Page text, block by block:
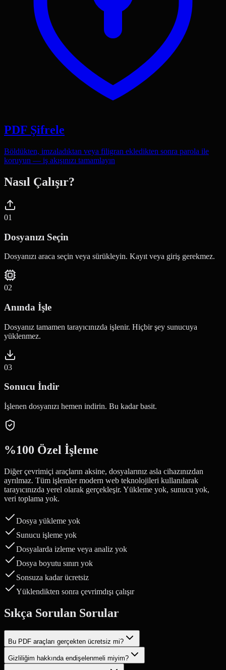
PDF Şifrele
Böldükten, imzaladıktan veya filigran ekledikten sonra parola ile
koruyun — iş akışınızı tamamlayın
Nasıl Çalışır?
01
Dosyanızı Seçin
Dosyanızı araca seçin veya sürükleyin. Kayıt veya giriş gerekmez.
02
Anında İşle
Dosyanız tamamen tarayıcınızda işlenir. Hiçbir şey sunucuya
yüklenmez.
03
Sonucu İndir
İşlenen dosyanızı hemen indirin. Bu kadar basit.
%100 Özel İşleme
Diğer çevrimiçi araçların aksine, dosyalarınız asla cihazınızdan
ayrılmaz. Tüm işlemler modern web teknolojileri kullanılarak
tarayıcınızda yerel olarak gerçekleşir. Yükleme yok, sunucu yok,
veri toplama yok.
Dosya yükleme yok
Sunucu işleme yok
Dosyalarda izleme veya analiz yok
Dosya boyutu sınırı yok
Sonsuza kadar ücretsiz
Yüklendikten sonra çevrimdışı çalışır
Sıkça Sorulan Sorular
Bu PDF araçları gerçekten ücretsiz mi?
Gizliliğim hakkında endişelenmeli miyim?